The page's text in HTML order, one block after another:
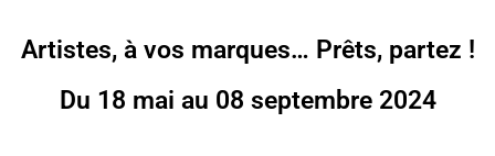
Artistes, à vos marques… Prêts, partez !
Du 18 mai au 08 septembre 2024